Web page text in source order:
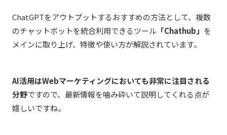
ChatGPTをアウトプットするおすすめの方法として、複数
のチャットボットを統合利用できるツール 「Chathub」 を
メインに取り上げ、特徴や使い方が解説されています。
AI活用はWebマーケティングにおいても非常に注目される
分野ですので、最新情報を噛み砕いて説明してくれる点が
嬉しいですね。